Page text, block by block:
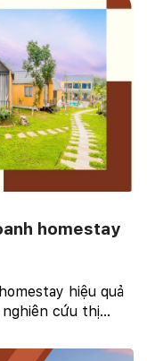
homestay
hiệu quả
cứu thị
dựng ...